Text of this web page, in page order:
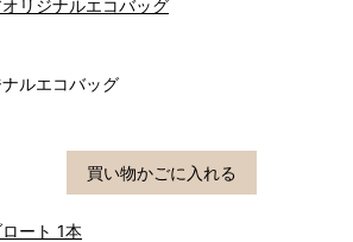
リジナルエコバッグ
ルエコバッグ
買い物かごに入れる
ート 1本